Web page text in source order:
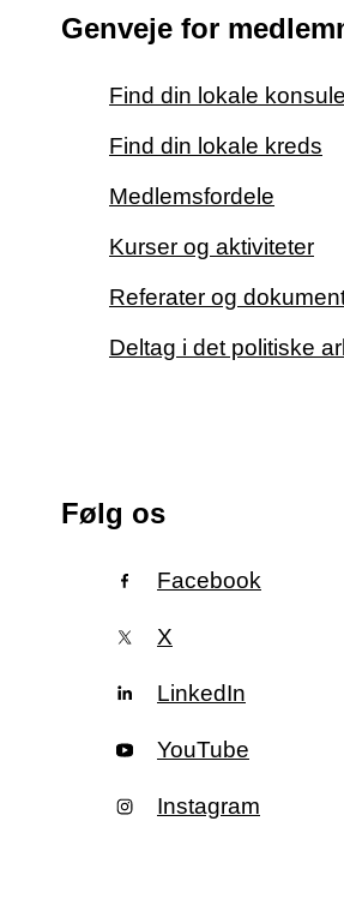
Genveje for
Find din lokale
Find din lokale kreds
Medlemsfordele
Kurser og aktiviteter
Referater og
Deltag i det politiske
Følg os
Facebook
X
LinkedIn
YouTube
Instagram